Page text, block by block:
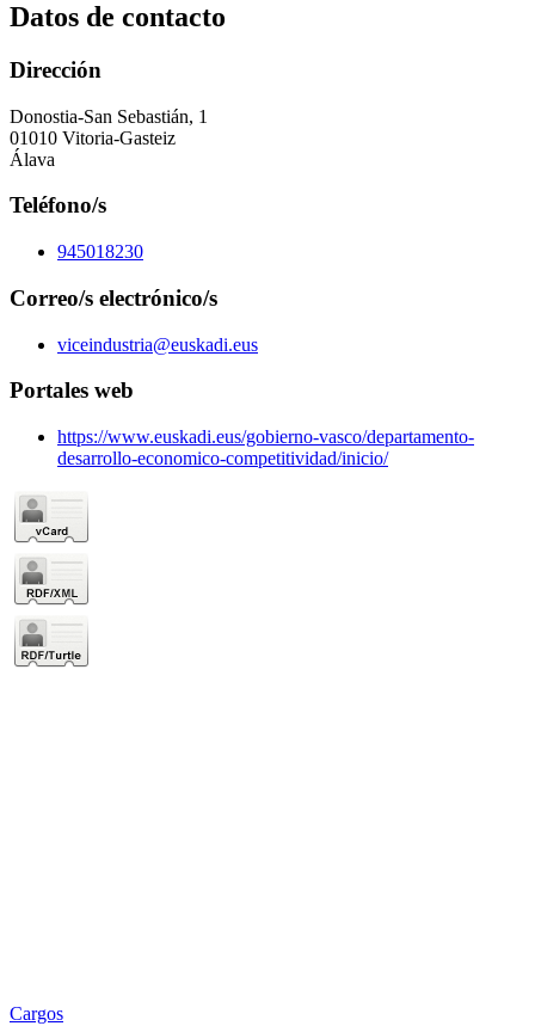
Datos de contacto
Dirección
Donostia-San Sebastián, 1
01010 Vitoria-Gasteiz
Álava
Teléfono/s
945018230
Correo/s electrónico/s
viceindustria@euskadi.eus
Portales web
https://www.euskadi.eus/gobierno-vasco/departamento-
desarrollo-economico-competitividad/inicio/
Cargos